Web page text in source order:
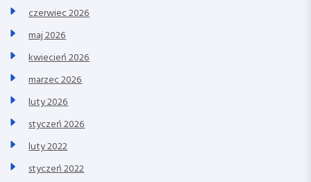
czerwiec 2026
maj 2026
kwiecień 2026
marzec 2026
luty 2026
styczeń 2026
luty 2022
styczeń 2022